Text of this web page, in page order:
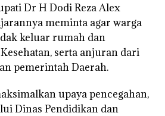
Dr H Dodi Reza Alex
meminta agar warga
keluar rumah dan
serta anjuran dari
pemerintah Daerah.
upaya pencegahan,
Dinas Pendidikan dan